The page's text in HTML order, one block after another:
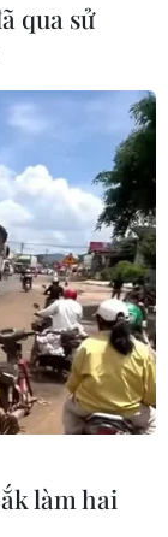
qua sử
làm hai